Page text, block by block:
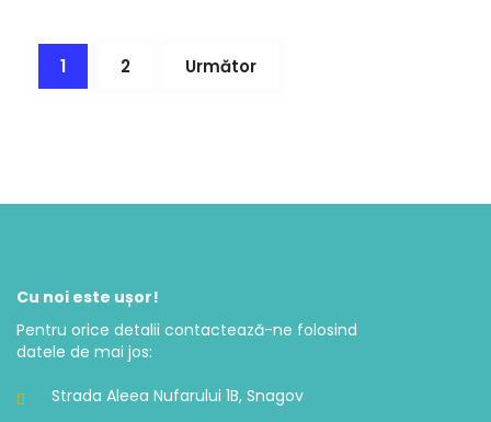
lucrurile în ordine: clar, […]
1 2 Următor
Cu noi este ușor!
Pentru orice detalii contactează-ne folosind
datele de mai jos:
Strada Aleea Nufarului 1B, Snagov